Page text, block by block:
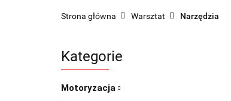
Strona główna Warsztat Narzędzia
Kategorie
Motoryzacja